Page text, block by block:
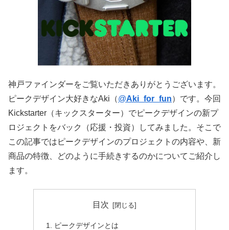
神戸ファインダーをご覧いただきありがとうございます。
ピークデザイン大好きなAki（@Aki_for_fun）です。今回
Kickstarter（キックスターター）でピークデザインの新プ
ロジェクトをバック（応援・投資）してみました。そこで
この記事ではピークデザインのプロジェクトの内容や、新
商品の特徴、どのように手続きするのかについてご紹介し
ます。
目次
ピークデザインとは